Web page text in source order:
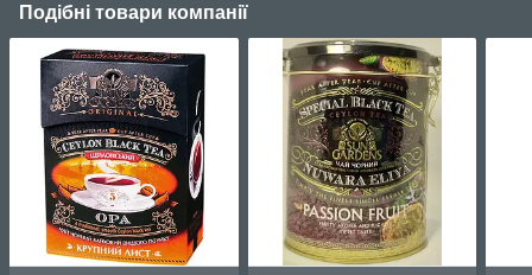
Подібні товари компанії